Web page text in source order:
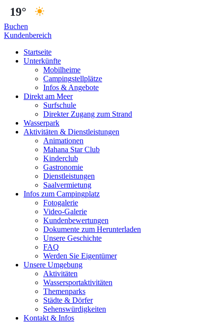
19°
Buchen
Kundenbereich
Startseite
Unterkünfte
Mobilheime
Campingstellplätze
Infos & Angebote
Direkt am Meer
Surfschule
Direkter Zugang zum Strand
Wasserpark
Aktivitäten & Dienstleistungen
Animationen
Mahana Star Club
Kinderclub
Gastronomie
Dienstleistungen
Saalvermietung
Infos zum Campingplatz
Fotogalerie
Video-Galerie
Kundenbewertungen
Dokumente zum Herunterladen
Unsere Geschichte
FAQ
Werden Sie Eigentümer
Unsere Umgebung
Aktivitäten
Wassersportaktivitäten
Themenparks
Städte & Dörfer
Sehenswürdigkeiten
Kontakt & Infos